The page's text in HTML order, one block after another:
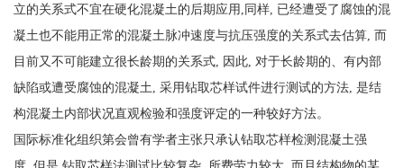
立的关系式不宜在硬化混凝土的后期应用,同样, 已经遭受了腐蚀的混
凝土也不能用正常的混凝土脉冲速度与抗压强度的关系式去估算, 而
目前又不可能建立很长龄期的关系式, 因此, 对于长龄期的、有内部
缺陷或遭受腐蚀的混凝土, 采用钻取芯样试件进行测试的方法, 是结
构混凝土内部状况直观检验和强度评定的一种较好方法。
国际标准化组织第会曾有学者主张只承认钻取芯样检测混凝土强
度, 但是,钻取芯样法测试比较复杂, 所费劳力较大, 而且结构物的某